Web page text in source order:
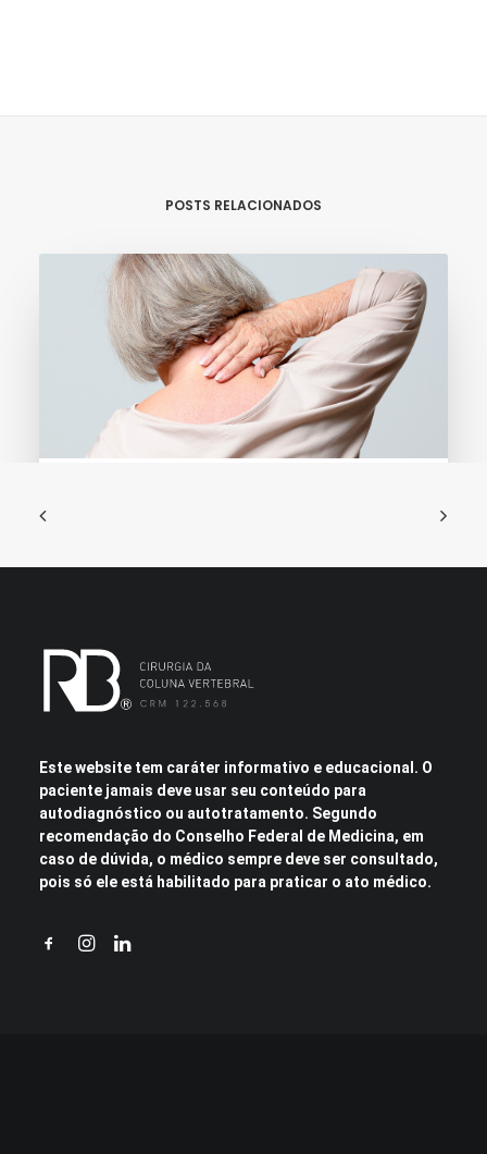
POSTS RELACIONADOS
Este website tem caráter informativo e educacional. O
paciente jamais deve usar seu conteúdo para
autodiagnóstico ou autotratamento. Segundo
recomendação do Conselho Federal de Medicina, em
caso de dúvida, o médico sempre deve ser consultado,
pois só ele está habilitado para praticar o ato médico.